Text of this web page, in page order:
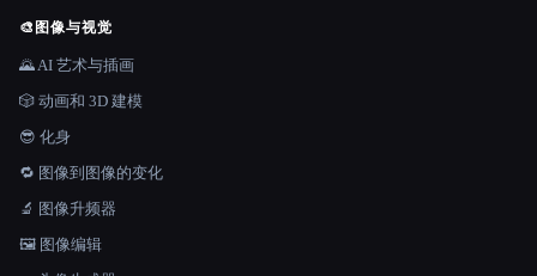
🎨 图像与视觉
🌄 AI 艺术与插画
🎲 动画和 3D 建模
😎 化身
🔁 图像到图像的变化
🔬 图像升频器
🖼️ 图像编辑